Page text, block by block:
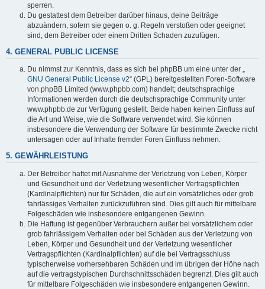
sperren.
Du gestattest dem Betreiber darüber hinaus, deine Beiträge
abzuändern, sofern sie gegen o. g. Regeln verstoßen oder geeignet
sind, dem Betreiber oder einem Dritten Schaden zuzufügen.
4. GENERAL PUBLIC LICENSE
Du nimmst zur Kenntnis, dass es sich bei phpBB um eine unter der „
GNU General Public License v2“ (GPL) bereitgestellten Foren-Software
von phpBB Limited (www.phpbb.com) handelt; deutschsprachige
Informationen werden durch die deutschsprachige Community unter
www.phpbb.de zur Verfügung gestellt. Beide haben keinen Einfluss auf
die Art und Weise, wie die Software verwendet wird. Sie können
insbesondere die Verwendung der Software für bestimmte Zwecke nicht
untersagen oder auf Inhalte fremder Foren Einfluss nehmen.
5. GEWÄHRLEISTUNG
Der Betreiber haftet mit Ausnahme der Verletzung von Leben, Körper
und Gesundheit und der Verletzung wesentlicher Vertragspflichten
(Kardinalpflichten) nur für Schäden, die auf ein vorsätzliches oder grob
fahrlässiges Verhalten zurückzuführen sind. Dies gilt auch für mittelbare
Folgeschäden wie insbesondere entgangenen Gewinn.
Die Haftung ist gegenüber Verbrauchern außer bei vorsätzlichem oder
grob fahrlässigem Verhalten oder bei Schäden aus der Verletzung von
Leben, Körper und Gesundheit und der Verletzung wesentlicher
Vertragspflichten (Kardinalpflichten) auf die bei Vertragsschluss
typischerweise vorhersehbaren Schäden und im übrigen der Höhe nach
auf die vertragstypischen Durchschnittsschäden begrenzt. Dies gilt auch
für mittelbare Folgeschäden wie insbesondere entgangenen Gewinn.